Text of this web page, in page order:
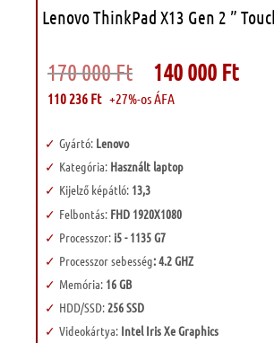
Lenovo ThinkPad X13 Gen 2 ”
170 000Ft Original
price
was:
170
140 000 Ft
110 236 Ft +27%-os ÁFA
Gyártó:Lenovo
Kategória: Használt laptop
Kijelző képátló: 13,3
Felbontás: FHD 1920X1080
Processzor:i5 - 1135 G7
Processzor sebesség: 4.2 GHZ
Memória:16 GB
HDD/SSD:256 SSD
Videokártya:Intel Iris Xe Graphics